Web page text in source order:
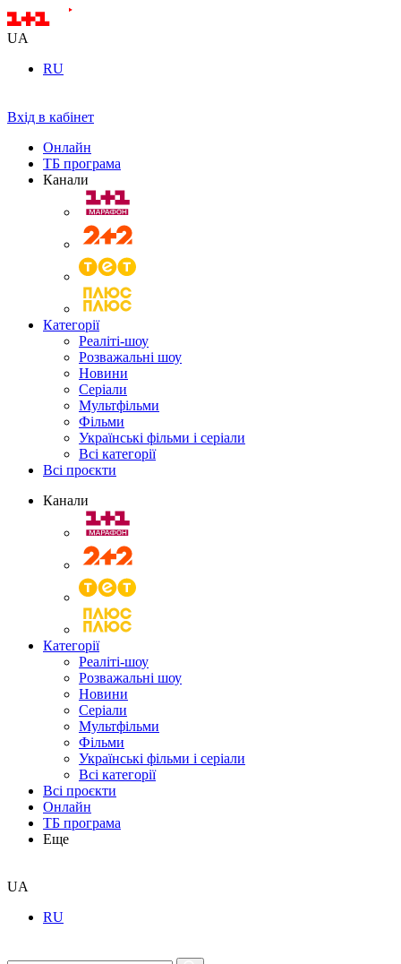
UA
RU
Вхід в кабінет
Онлайн
ТБ програма
Канали
Категорії
Реаліті-шоу
Розважальні шоу
Новини
Серіали
Мультфільми
Фільми
Українські фільми і серіали
Всі категорії
Всі проєкти
Канали
Категорії
Реаліті-шоу
Розважальні шоу
Новини
Серіали
Мультфільми
Фільми
Українські фільми і серіали
Всі категорії
Всі проєкти
Онлайн
ТБ програма
Еще
UA
RU